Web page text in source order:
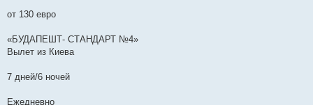
от 130 евро
«БУДАПЕШТ- СТАНДАРТ №4»
Вылет из Киева
7 дней/6 ночей
Ежедневно